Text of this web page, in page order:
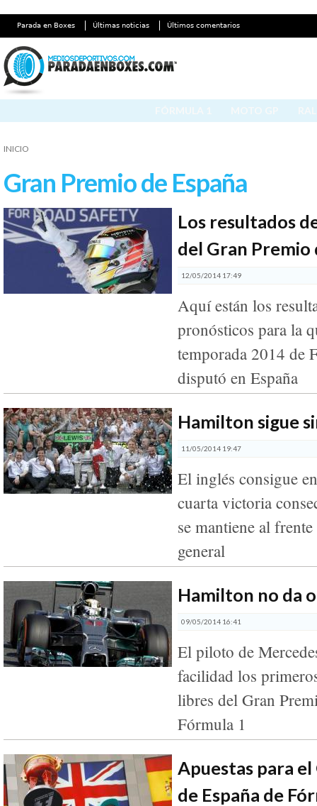
Parada en Boxes Últimas noticias Últimos comentarios
INICIO
Gran Premio de España
Los resultados
del Gran Premio
12/05/2014 17:49
Aquí están los
pronósticos para la
temporada 2014 de
disputó en España
Hamilton sigue
11/05/2014 19:47
El inglés consigue
cuarta victoria
se mantiene al
general
Hamilton no da
09/05/2014 16:41
El piloto de
facilidad los
libres del Gran
Fórmula 1
Apuestas para
de España de